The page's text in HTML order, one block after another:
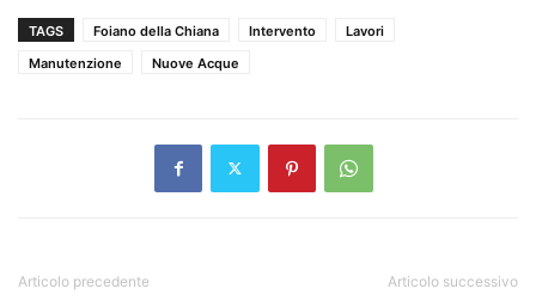
TAGS Foiano della Chiana Intervento
Lavori
Manutenzione
Nuove Acque
Articolo precedente Articolo successivo